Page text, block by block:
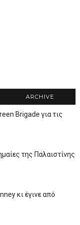
ARCHIVE
Brigade για τις
της Παλαιστίνης
κι έγινε από